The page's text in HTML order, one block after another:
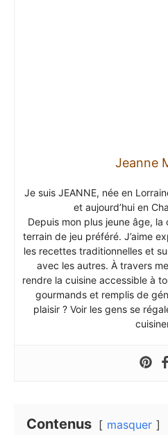
Jeanne
Je suis JEANNE, née en
et aujourd’hui en
Depuis mon plus jeune âge,
terrain de jeu préféré. J’aime
les recettes traditionnelles et
avec les autres. À travers
rendre la cuisine accessible à
gourmands et remplis de
plaisir ? Voir les gens se
Contenus masquer